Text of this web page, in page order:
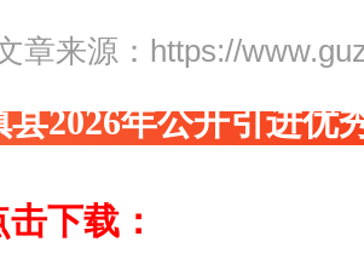
章来源： https://
县2026年公开引进优
载：